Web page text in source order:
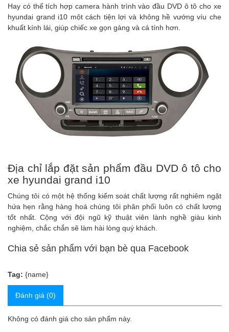
Hay có thể tích hợp camera hành trình vào đầu DVD ô tô cho xe
hyundai grand i10 một cách tiện lợi và không hề vướng víu che
khuất kính lái, giúp chiếc xe gọn gàng và cá tính hơn.
Địa chỉ lắp đặt sản phẩm đầu DVD ô tô cho
xe hyundai grand i10
Chúng tôi có một hệ thống kiểm soát chất lượng rất nghiêm ngặt
hứa hẹn rằng hàng hoá chúng tôi phân phối luôn có chất lượng
tốt nhất. Cộng với đội ngũ kỹ thuật viên lành nghề giàu kinh
nghiệm, chắc chắn sẽ làm hài lòng quý khách.
Chia sẻ sản phẩm với bạn bè qua Facebook
Tag: {name}
Đánh giá (0)
Không có đánh giá cho sản phẩm này.